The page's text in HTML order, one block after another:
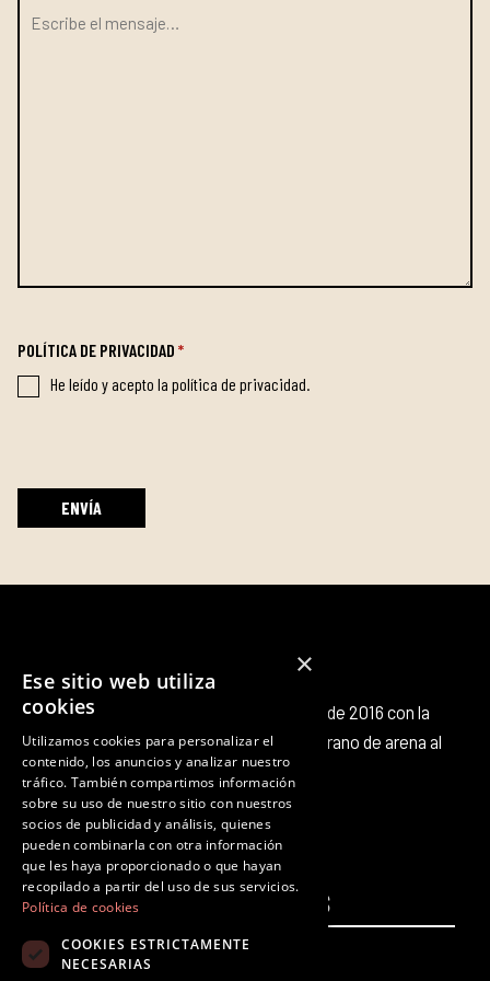
POLÍTICA DE PRIVACIDAD *
He leído y acepto la política de privacidad.
Octubre Producciones nace en octubre de 2016 con la
intención de aportar nuestro pequeño grano de arena al
panorama cultural existente.
F
a
c
e
b
o
T
w
i
t
t
r
I
n
s
t
r
Y
o
u
t
e
L
i
n
k
i
T
k
PÁGINAS
Inicio
LEGALES
Aviso legal
×
Ese sitio web utiliza
cookies
Utilizamos cookies para personalizar el
contenido, los anuncios y analizar nuestro
tráfico. También compartimos información
sobre su uso de nuestro sitio con nuestros
socios de publicidad y análisis, quienes
pueden combinarla con otra información
que les haya proporcionado o que hayan
recopilado a partir del uso de sus servicios.
Política de cookies
COOKIES ESTRICTAMENTE
NECESARIAS